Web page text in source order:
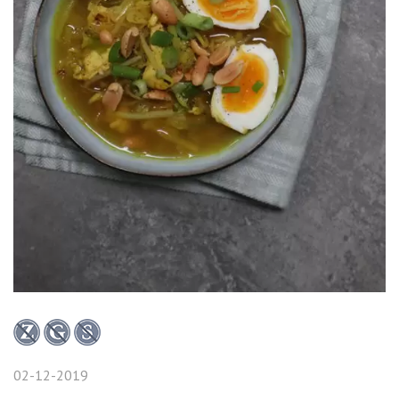
02-12-2019